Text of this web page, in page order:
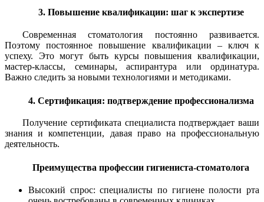
3. Повышение квалификации: шаг к экспертизе
Современная стоматология постоянно развивается.
Поэтому постоянное повышение квалификации – ключ к
успеху. Это могут быть курсы повышения квалификации,
мастер-классы, семинары, аспирантура или ординатура.
Важно следить за новыми технологиями и методиками.
4. Сертификация: подтверждение профессионализма
Получение сертификата специалиста подтверждает ваши
знания и компетенции, давая право на профессиональную
деятельность.
Преимущества профессии гигиениста-стоматолога
Высокий спрос: специалисты по гигиене полости рта